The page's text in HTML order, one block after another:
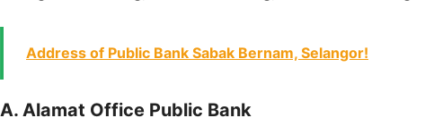
Address of Public Bank Sabak Bernam, Selangor!
A. Alamat Office Public Bank